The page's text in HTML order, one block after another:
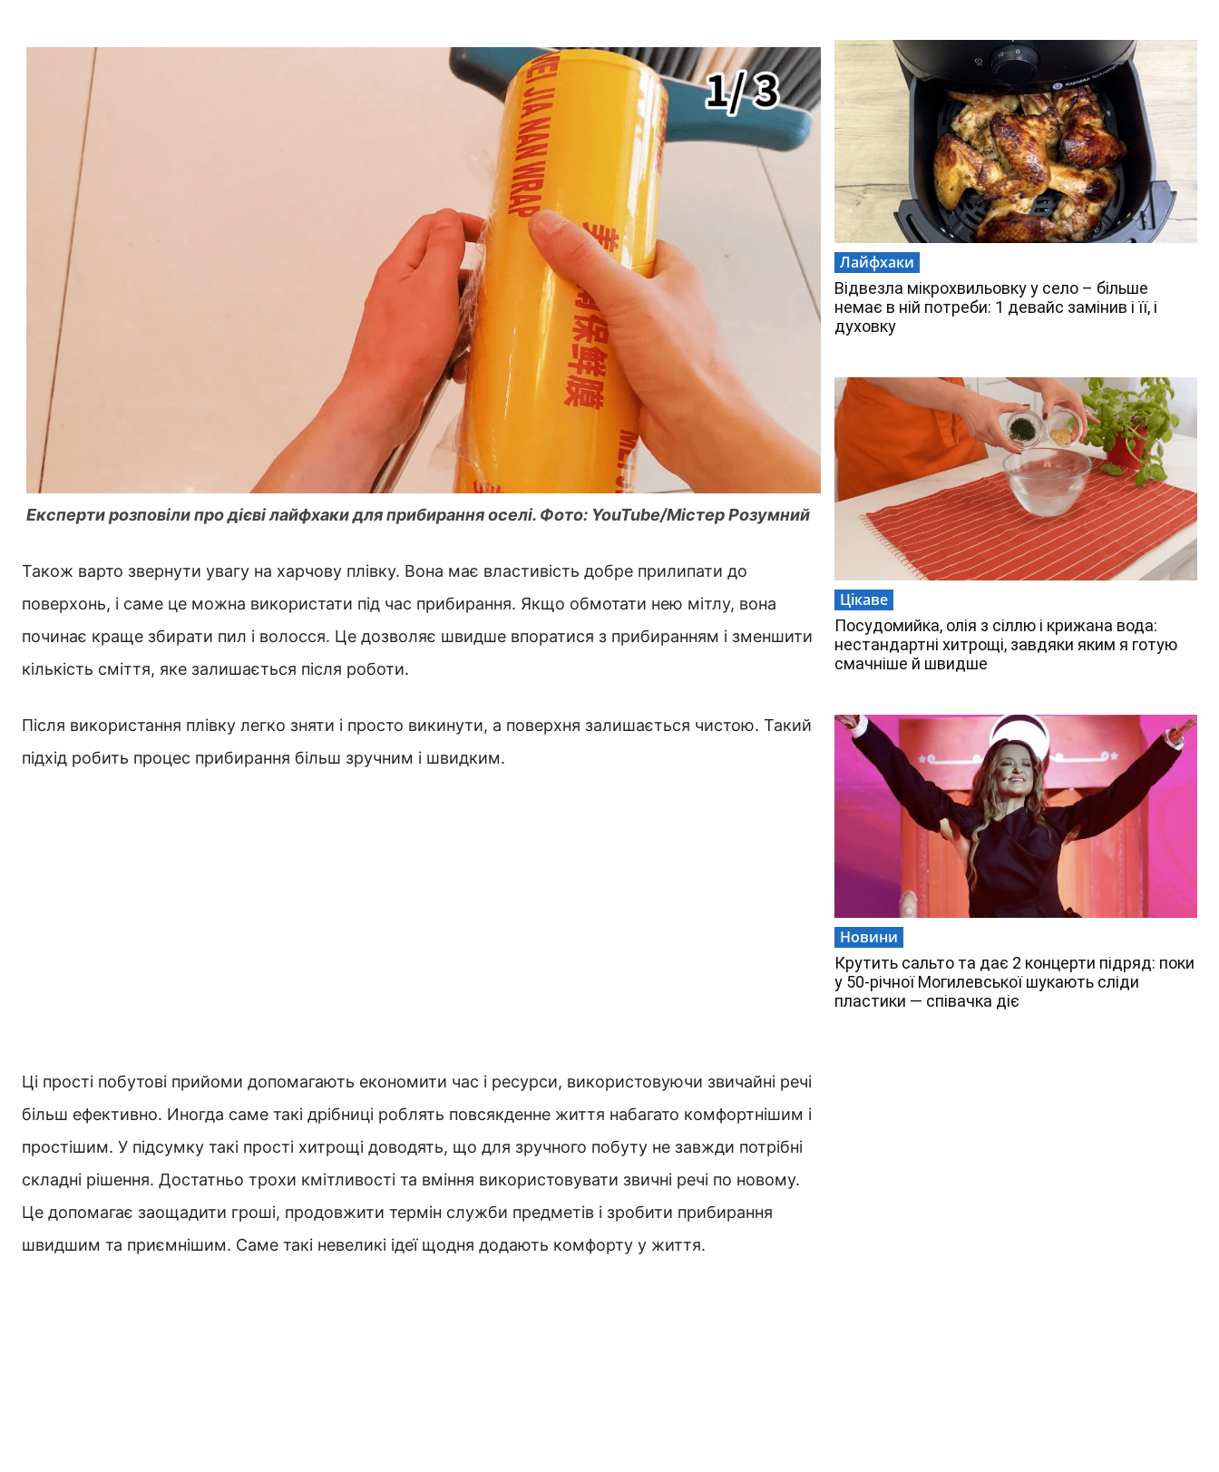
Експерти розповіли про дієві лайфхаки для прибирання оселі. Фото: YouTube/Містер Розумний
Також варто звернути увагу на харчову плівку. Вона має властивість добре прилипати до
поверхонь, і саме це можна використати під час прибирання. Якщо обмотати нею мітлу, вона
починає краще збирати пил і волосся. Це дозволяє швидше впоратися з прибиранням і зменшити
кількість сміття, яке залишається після роботи.
Після використання плівку легко зняти і просто викинути, а поверхня залишається чистою. Такий
підхід робить процес прибирання більш зручним і швидким.
Ці прості побутові прийоми допомагають економити час і ресурси, використовуючи звичайні речі
більш ефективно. Иногда саме такі дрібниці роблять повсякденне життя набагато комфортнішим і
простішим. У підсумку такі прості хитрощі доводять, що для зручного побуту не завжди потрібні
складні рішення. Достатньо трохи кмітливості та вміння використовувати звичні речі по новому.
Це допомагає заощадити гроші, продовжити термін служби предметів і зробити прибирання
швидшим та приємнішим. Саме такі невеликі ідеї щодня додають комфорту у життя.
Лайфхаки
Відвезла мікрохвильовку у село – більше
немає в ній потреби: 1 девайс замінив і її, і
духовку
Цікаве
Посудомийка, олія з сіллю і крижана вода:
нестандартні хитрощі, завдяки яким я готую
смачніше й швидше
Новини
Крутить сальто та дає 2 концерти підряд: поки
у 50-річної Могилевської шукають сліди
пластики — співачка діє